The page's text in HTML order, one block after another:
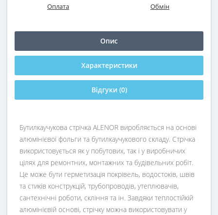
Оплата Обмін
Опис
Характеристики
Відгуки (0)
Бутилкаучукова стрічка ALENOR виробляється на основі
алюмінієвої фольги та бутилкаучукового складу. Стрічка
використовується як у побутових, так і у виробничих
цілях для ремонтних, монтажних та будівельних робіт.
Це може бути герметизація покрівель, водостоків, швів
та стиків конструкцій, трубопроводів, утеплювачів,
сантехнічні роботи, скління та ін. Завдяки теплостійкій
алюмінієвій основі, стрічку можна використовувати у